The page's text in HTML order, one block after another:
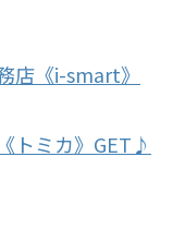
店《i-smart》
トミカ》GET♪